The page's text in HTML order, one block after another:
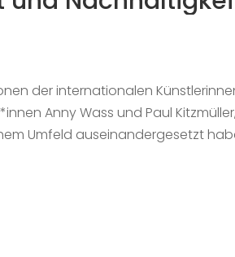
der internationalen
Anny Wass und Paul
Umfeld auseinandergesetzt